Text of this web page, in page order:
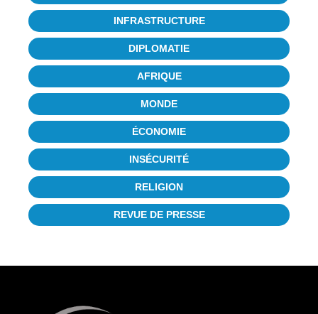
INFRASTRUCTURE
DIPLOMATIE
AFRIQUE
MONDE
ÉCONOMIE
INSÉCURITÉ
RELIGION
REVUE DE PRESSE